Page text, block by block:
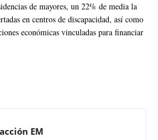
de mayores, un 22% de media la
en centros de discapacidad, así como
económicas vinculadas para financiar
EM